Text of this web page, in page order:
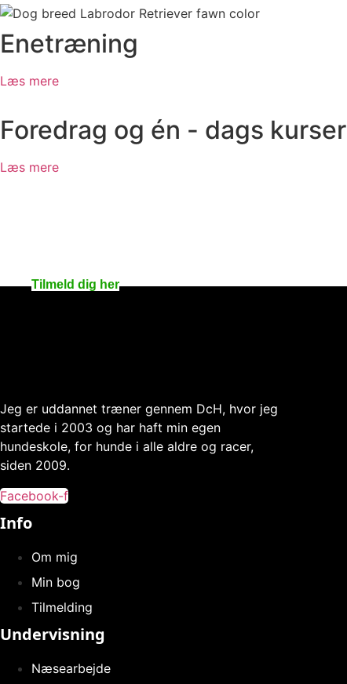
Enetræning
Læs mere
Foredrag og én - dags kurser
Læs mere
Tilmeld dig her
Jeg er uddannet træner gennem DcH, hvor jeg
startede i 2003 og har haft min egen
hundeskole, for hunde i alle aldre og racer,
siden 2009.
Facebook-f
Info
Om mig
Min bog
Tilmelding
Undervisning
Næsearbejde